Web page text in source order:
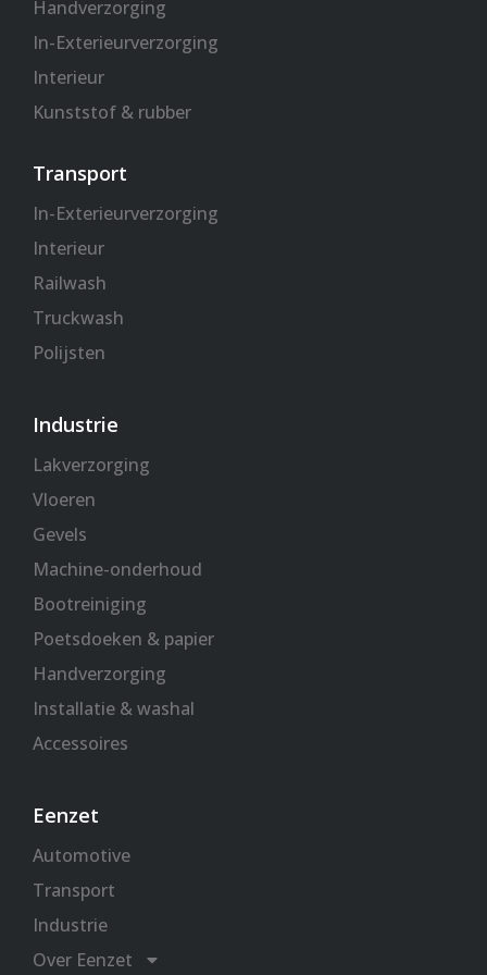
Handverzorging
In-Exterieurverzorging
Interieur
Kunststof & rubber
Transport
In-Exterieurverzorging
Interieur
Railwash
Truckwash
Polijsten
Industrie
Lakverzorging
Vloeren
Gevels
Machine-onderhoud
Bootreiniging
Poetsdoeken & papier
Handverzorging
Installatie & washal
Accessoires
Eenzet
Automotive
Transport
Industrie
Over Eenzet